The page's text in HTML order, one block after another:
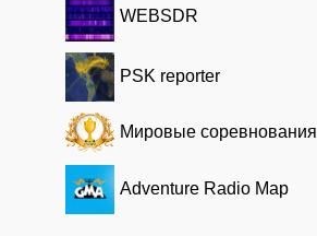
WEBSDR
PSK reporter
Мировые соревнования
Adventure Radio Map